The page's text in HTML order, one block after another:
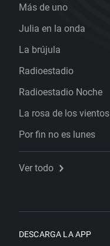
Más de uno
Julia en la onda
La brújula
Radioestadio
Radioestadio Noche
La rosa de los vientos
Por fin no es lunes
Ver todo
DESCARGA LA APP